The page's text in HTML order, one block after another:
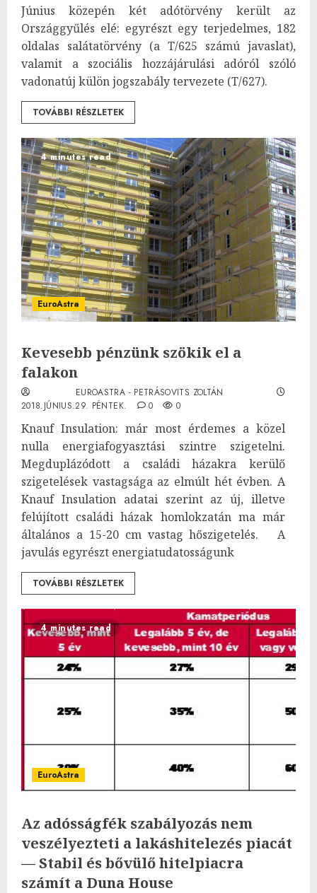
Június közepén két adótörvény került az
Országgyűlés elé: egyrészt egy terjedelmes, 182
oldalas salátatörvény (a T/625 számú javaslat),
valamit a szociális hozzájárulási adóról szóló
vadonatúj külön jogszabály tervezete (T/627).
TOVÁBBI RÉSZLETEK
4 minutes read
EuroAstra
Kevesebb pénzünk szökik el a
falakon
EUROASTRA - PETRÁSOVITS ZOLTÁN
2018.JÚNIUS.29. PÉNTEK.
0 0
Knauf Insulation: már most érdemes a közel
nulla energiafogyasztási szintre szigetelni.
Megduplázódott a családi házakra kerülő
szigetelések vastagsága az elmúlt hét évben. A
Knauf Insulation adatai szerint az új, illetve
felújított családi házak homlokzatán ma már
általános a 15-20 cm vastag hőszigetelés. A
javulás egyrészt energiatudatosságunk
TOVÁBBI RÉSZLETEK
4 minutes read
EuroAstra
Az adósságfék szabályozás nem
veszélyezteti a lakáshitelezés piacát
— Stabil és bővülő hitelpiacra
számít a Duna House